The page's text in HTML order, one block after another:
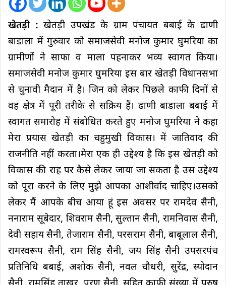
खेतड़ी :खेतड़ी उपखंड के ग्राम पंचायत बबाई के ढाणी
बाडाला में गुरुवार को समाजसेवी मनोज कुमार घुमरिया का
ग्रामीणों ने साफा व माला पहनाकर भव्य स्वागत किया।
समाजसेवी मनोज कुमार घुमरिया इस बार खेतड़ी विधानसभा
से चुनावी मैदान में है। जिन को लेकर पिछले काफी दिनों से
वह क्षेत्र में पूरी तरीके से सक्रिय हैं। ढाणी बाडाला बबाई में
स्वागत समारोह में संबोधित करते हुए मनोज घुमरिया ने कहा
मेरा प्रयास खेतड़ी का चहुमुखी विकास। में जातिवाद की
राजनीति नहीं करता।मेरा एक ही उद्देश्य है कि इस खेतड़ी को
विकास की राह पर कैसे लेकर जाया जा सकता है उस उद्देश्य
को पूरा करने के लिए मुझे आपका आशीर्वाद चाहिए।उसको
लेकर मैं आपके बीच आया हूं इस अवसर पर रामदेव सैनी,
ननाराम सूबेदार, शिवराम सैनी, सुल्तान सैनी, रामनिवास सैनी,
देवी सहाय सैनी, तेजाराम सैनी, परसराम सैनी, बाबूलाल सैनी,
रामस्वरूप सैनी, राम सिंह सैनी, जय सिंह सैनी उपसरपंच
प्रतिनिधि बबाई, अशोक सैनी, नवल चौधरी, सुरेंद्र, स्योदान